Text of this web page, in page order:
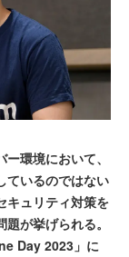
環境において、
ているのではない
キュリティ対策を
が挙げられる。
Day 2023」に